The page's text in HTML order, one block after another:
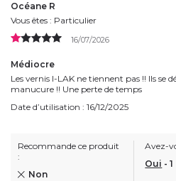
Océane R
Vous êtes : Particulier
16/07/2026
Médiocre
Les vernis I-LAK ne tiennent pas !! Ils se
manucure !! Une perte de temps
Date d’utilisation : 16/12/2025
Recommande ce produit
:
Non
Avez-
Oui -1